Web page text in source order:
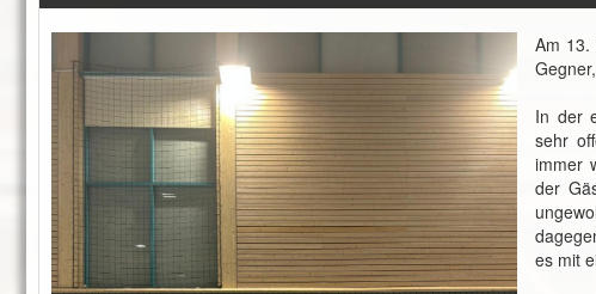
Am 13.
In der
sehr
immer
der
es mit